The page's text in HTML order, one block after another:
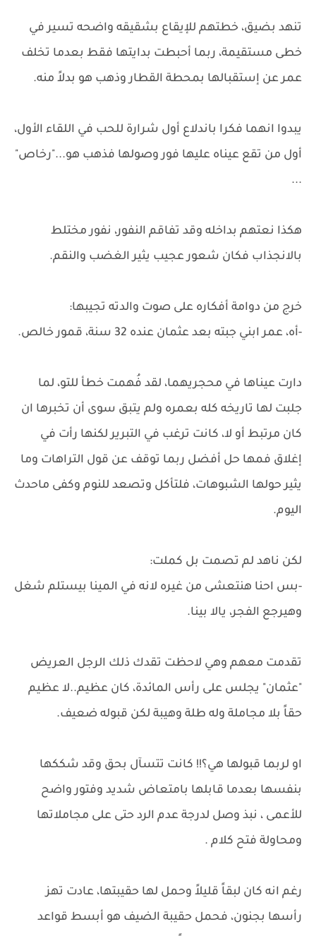
تنهد بضيق، خطتهم للإيقاع بشقيقه واضحه تسير في
خطى مستقيمة، ربما أحبطت بدايتها فقط بعدما تخلف
عمر عن إستقبالها بمحطة القطار وذهب هو بدلاً منه.
يبدوا انهما فكرا باندلاع أول شرارة للحب في اللقاء الأول،
أول من تقع عيناه عليها فور وصولها فذهب هو..."رخاص"
...
هكذا نعتهم بداخله وقد تفاقم النفور، نفور مختلط
بالانجذاب فكان شعور عجيب يثير الغضب والنقم.
خرج من دوامة أفكاره على صوت والدته تجيبها:
-أه، عمر ابني جبته بعد عثمان عنده 32 سنة، قمور خالص.
دارت عيناها في محجريهما، لقد فُهمت خطأ للتو، لما
جلبت لها تاريخه كله بعمره ولم يتبق سوى أن تخبرها ان
كان مرتبط أو لا، كانت ترغب في التبرير لكنها رأت في
إغلاق فمها حل أفضل ربما توقف عن قول التراهات وما
يثير حولها الشبوهات، فلتأكل وتصعد للنوم وكفى ماحدث
اليوم.
لكن ناهد لم تصمت بل كملت:
-بس احنا هنتعشى من غيره لانه في المينا بيستلم شغل
وهيرجع الفجر، يالا بينا.
تقدمت معهم وهي لاحظت تقدك ذلك الرجل العريض
"عثمان" يجلس على رأس المائدة، كان عظيم..لا عظيم
حقاً بلا مجاملة وله طلة وهيبة لكن قبوله ضعيف.
او لربما قبولها هي؟!! كانت تتسآل بحق وقد شككها
بنفسها بعدما قابلها بامتعاض شديد وفتور واضح
للأعمى ، نبذ وصل لدرجة عدم الرد حتى على مجاملاتها
ومحاولة فتح كلام .
رغم انه كان لبقاً قليلاً وحمل لها حقيبتها، عادت تهز
رأسها بجنون، فحمل حقيبة الضيف هو أبسط قواعد